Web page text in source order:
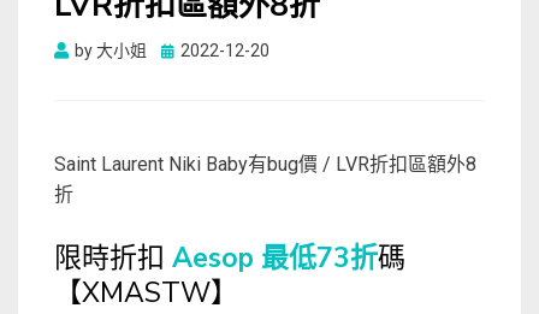
by大小姐
Posted
2022-12-20
Saint Laurent Niki Baby有bug價 / LVR折扣區額外8
折
限時折扣 Aesop 最低73折碼
【XMASTW】